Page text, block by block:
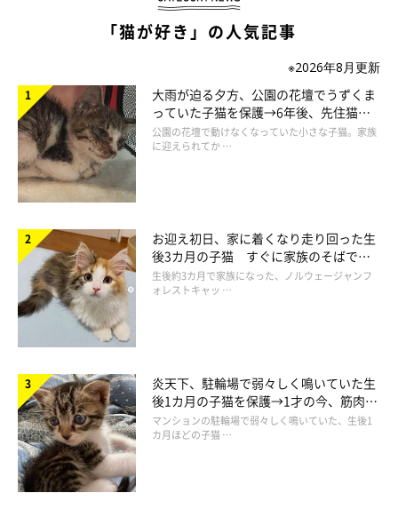
「猫が好き」の人気記事
※2026年8月更新
大雨が迫る夕方、公園の花壇でうずくま
っていた子猫を保護→6年後、先住猫
と“姉妹”のような関係に
公園の花壇で動けなくなっていた小さな子猫。家族
に迎えられてか …
お迎え初日、家に着くなり走り回った生
後3カ月の子猫 すぐに家族のそばで落
ち着く姿に「迎えてよかった」
生後約3カ月で家族になった、ノルウェージャンフ
ォレストキャッ …
炎天下、駐輪場で弱々しく鳴いていた生
後1カ月の子猫を保護→1才の今、筋肉質
でツンデレなコに成長
マンションの駐輪場で弱々しく鳴いていた、生後1
カ月ほどの子猫 …